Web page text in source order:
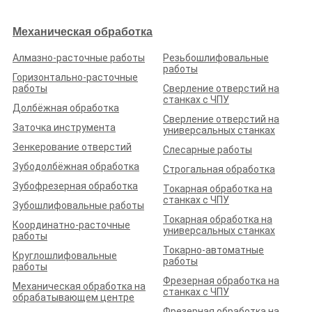
Механическая обработка
Алмазно-расточные работы
Горизонтально-расточные
работы
Долбёжная обработка
Заточка инструмента
Зенкерование отверстий
Зубодолбёжная обработка
Зубофрезерная обработка
Зубошлифовальные работы
Координатно-расточные
работы
Круглошлифовальные
работы
Механическая обработка на
обрабатывающем центре
Резьбошлифовальные
работы
Сверление отверстий на
станках с ЧПУ
Сверление отверстий на
универсальных станках
Слесарные работы
Строгальная обработка
Токарная обработка на
станках с ЧПУ
Токарная обработка на
универсальных станках
Токарно-автоматные
работы
Фрезерная обработка на
станках с ЧПУ
серийного выпуска продукции любой сложности.
Механическая обработка
Термическая обработка
Химико-термическая обработка
Резка металла
Гибка металла
Сварочные работы
3D-печать
Литьё металла
Обработка металлов давлением
Очистка и покраска
Лаборатория и контроль
Инжиниринг
Прочие услуги металлообработки
Изготовление деталей